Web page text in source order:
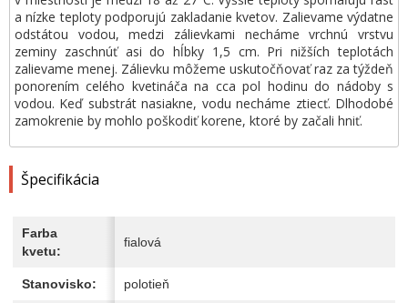
a nízke teploty podporujú zakladanie kvetov. Zalievame výdatne
odstátou vodou, medzi zálievkami necháme vrchnú vrstvu
zeminy zaschnúť asi do hĺbky 1,5 cm. Pri nižších teplotách
zalievame menej. Zálievku môžeme uskutočňovať raz za týždeň
ponorením celého kvetináča na cca pol hodinu do nádoby s
vodou. Keď substrát nasiakne, vodu necháme ztiecť. Dlhodobé
zamokrenie by mohlo poškodiť korene, ktoré by začali hniť.
Špecifikácia
Farba
kvetu:
fialová
Stanovisko: polotieň